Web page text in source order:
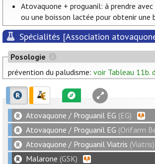
Atovaquone + proguanil: à prendre
ou une boisson lactée pour obtenir une
Spécialités [Association
Posologie
prévention du paludisme: voir Tableau 11b.
Atovaquone / Proguanil EG (EG)
Atovaquone / Proguanil EG (Orifarm
Atovaquone / Proguanil Viatris (Viatris)
Malarone (GSK)